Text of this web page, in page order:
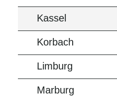
Kassel
Korbach
Limburg
Marburg